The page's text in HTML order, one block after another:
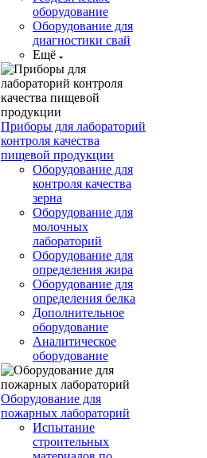
оборудование
Оборудование для
диагностики свай
Ещё
Приборы для лабораторий
контроля качества
пищевой продукции
Оборудование для
контроля качества
зерна
Оборудование для
молочных
лабораторий
Оборудование для
определения жира
Оборудование для
определения белка
Дополнительное
оборудование
Аналитическое
оборудование
Оборудование для
пожарных лабораторий
Испытание
строительных